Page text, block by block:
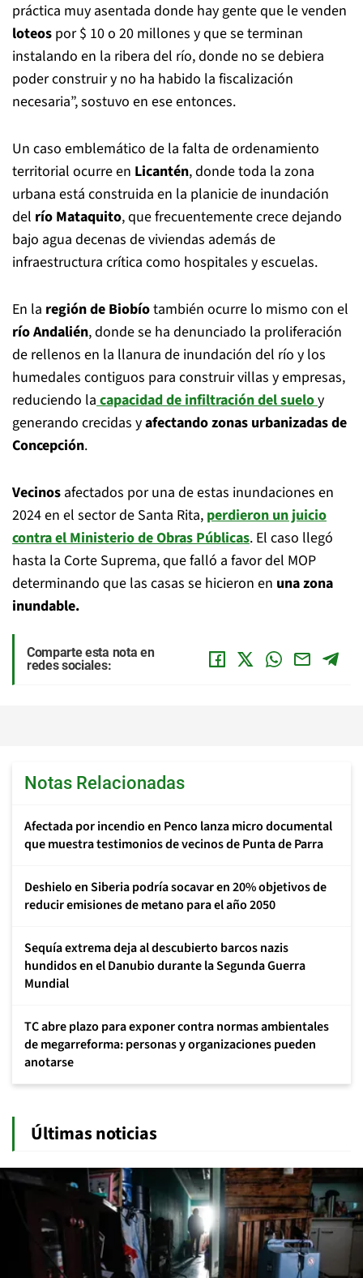
práctica muy asentada donde hay gente que le venden
loteos por $ 10 o 20 millones y que se terminan
instalando en la ribera del río, donde no se debiera
poder construir y no ha habido la fiscalización
necesaria”, sostuvo en ese entonces.
Un caso emblemático de la falta de ordenamiento
territorial ocurre en Licantén, donde toda la zona
urbana está construida en la planicie de inundación
del río Mataquito, que frecuentemente crece dejando
bajo agua decenas de viviendas además de
infraestructura crítica como hospitales y escuelas.
En la región de Biobíotambién ocurre lo mismo con el
río Andalién, donde se ha denunciado la proliferación
de rellenos en la llanura de inundación del río y los
humedales contiguos para construir villas y empresas,
reduciendo lacapacidad de infiltración del sueloy
generando crecidas yafectando zonas urbanizadas de
Concepción.
Vecinos afectados por una de estas inundaciones en
2024 en el sector de Santa Rita, perdieron un juicio
contra el Ministerio de Obras Públicas. El caso llegó
hasta la Corte Suprema, que falló a favor del MOP
determinando que las casas se hicieron en una zona
inundable.
Comparte esta nota en
redes sociales:
Notas Relacionadas
Afectada por incendio en Penco lanza micro documental
que muestra testimonios de vecinos de Punta de Parra
Deshielo en Siberia podría socavar en 20% objetivos de
reducir emisiones de metano para el año 2050
Sequía extrema deja al descubierto barcos nazis
hundidos en el Danubio durante la Segunda Guerra
Mundial
TC abre plazo para exponer contra normas ambientales
de megarreforma: personas y organizaciones pueden
anotarse
Últimas noticias